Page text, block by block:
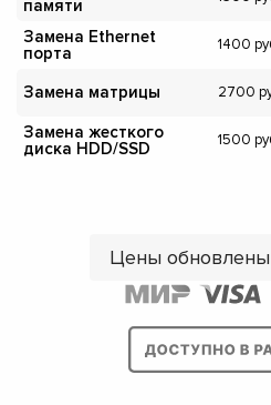
памяти
Замена Ethernet
порта
1400
Замена матрицы 2700
Замена жесткого
диска HDD/SSD
1500
Цены обновлены